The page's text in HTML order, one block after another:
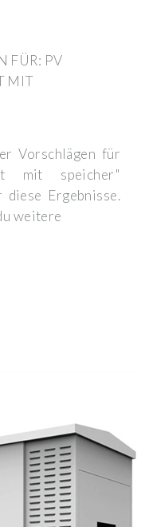
FÜR: PV
MIT
Vorschlägen für
mit speicher"
diese Ergebnisse.
weitere